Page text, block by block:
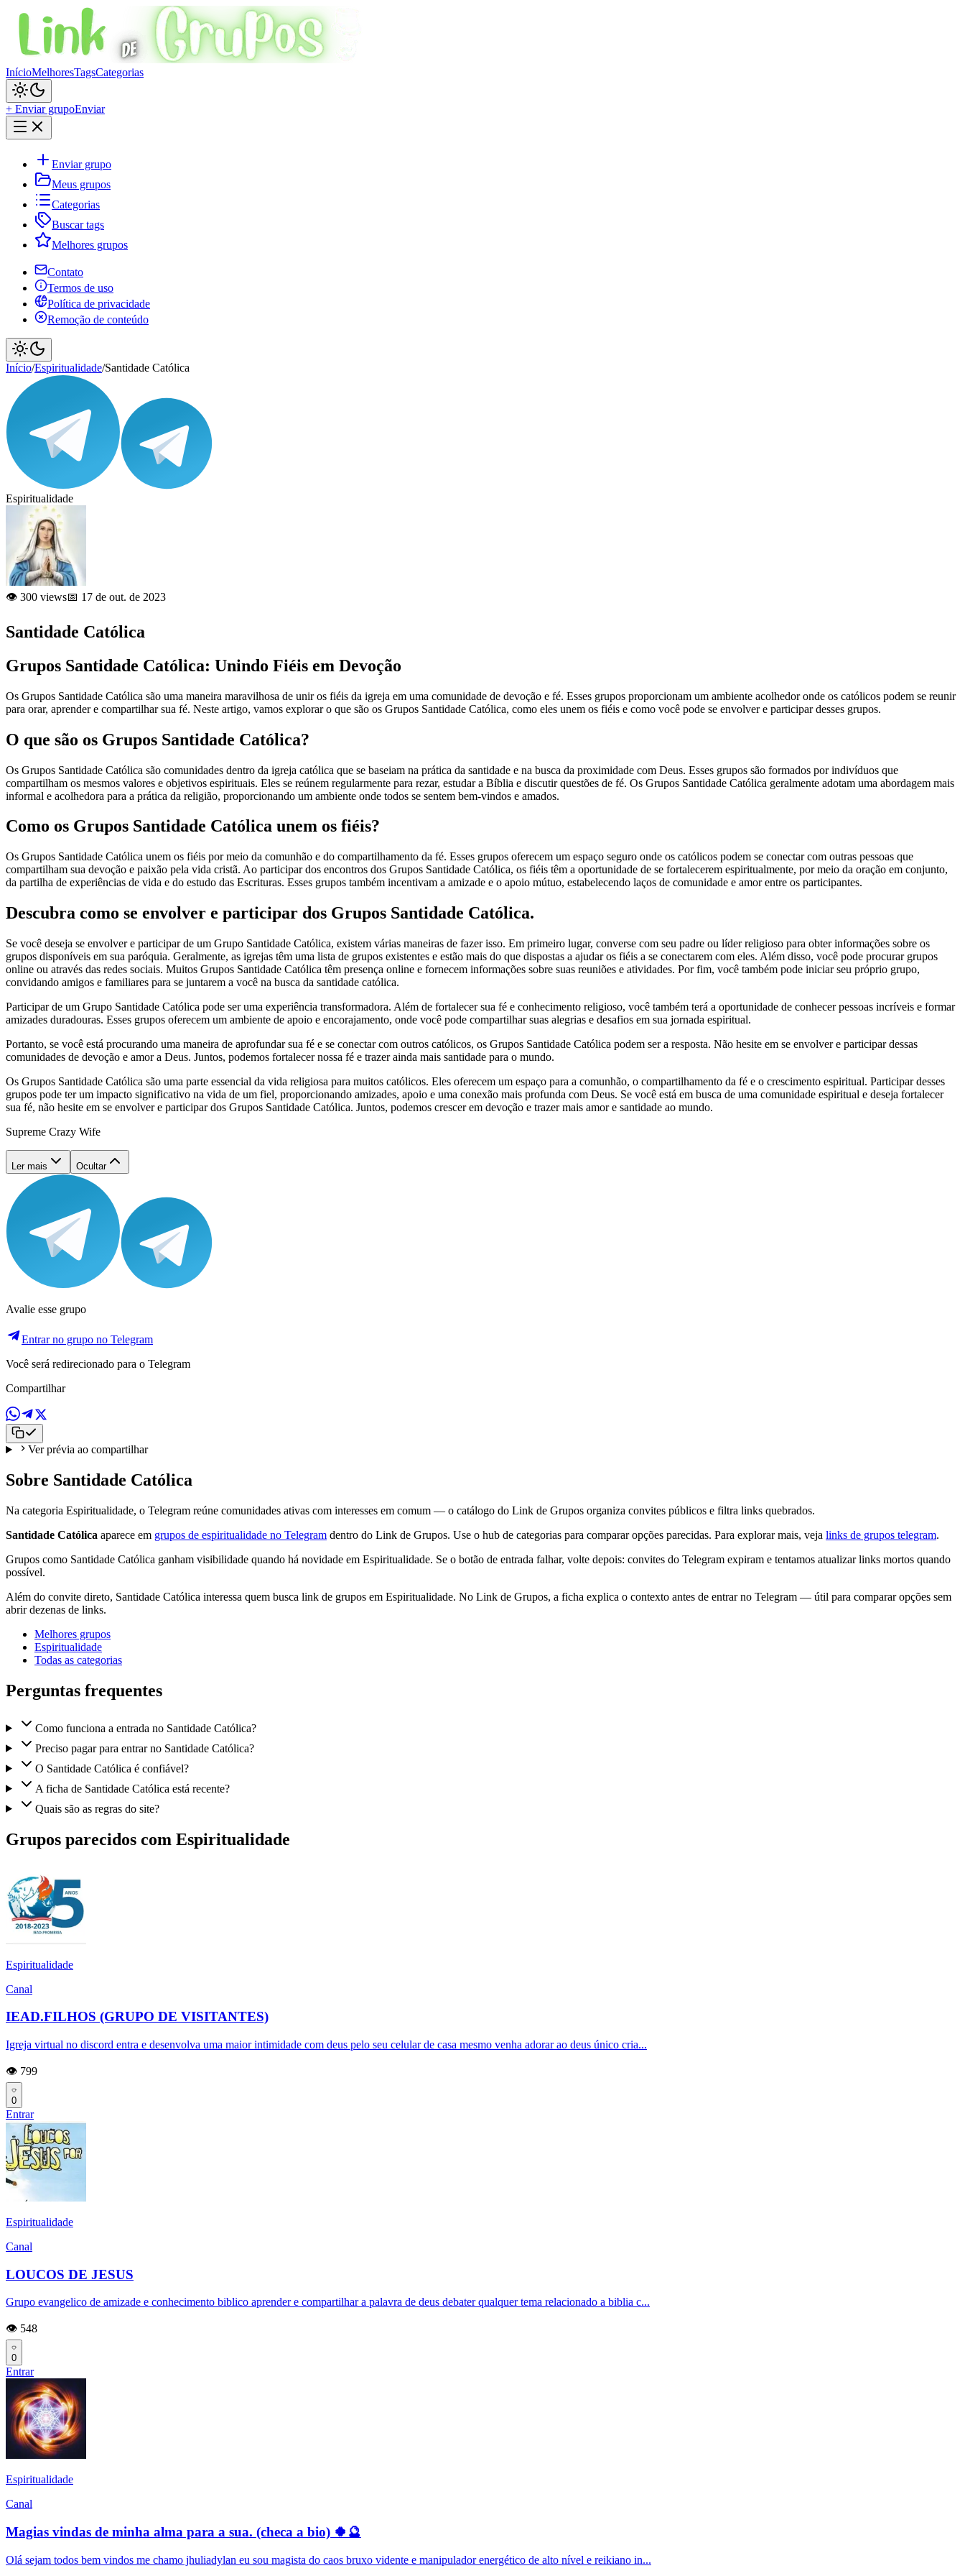
InícioMelhoresTagsCategorias
+ Enviar grupoEnviar
Enviar grupo
Meus grupos
Categorias
Buscar tags
Melhores grupos
Contato
Termos de uso
Política de privacidade
Remoção de conteúdo
Início/Espiritualidade/Santidade Católica
Espiritualidade
👁️ 300 views📅 17 de out. de 2023
Santidade Católica
Grupos Santidade Católica: Unindo Fiéis em Devoção
Os Grupos Santidade Católica são uma maneira maravilhosa de unir os fiéis da igreja em uma comunidade de devoção e fé. Esses grupos proporcionam um ambiente acolhedor onde os católicos podem se reunir
para orar, aprender e compartilhar sua fé. Neste artigo, vamos explorar o que são os Grupos Santidade Católica, como eles unem os fiéis e como você pode se envolver e participar desses grupos.
O que são os Grupos Santidade Católica?
Os Grupos Santidade Católica são comunidades dentro da igreja católica que se baseiam na prática da santidade e na busca da proximidade com Deus. Esses grupos são formados por indivíduos que
compartilham os mesmos valores e objetivos espirituais. Eles se reúnem regularmente para rezar, estudar a Bíblia e discutir questões de fé. Os Grupos Santidade Católica geralmente adotam uma abordagem mais
informal e acolhedora para a prática da religião, proporcionando um ambiente onde todos se sentem bem-vindos e amados.
Como os Grupos Santidade Católica unem os fiéis?
Os Grupos Santidade Católica unem os fiéis por meio da comunhão e do compartilhamento da fé. Esses grupos oferecem um espaço seguro onde os católicos podem se conectar com outras pessoas que
compartilham sua devoção e paixão pela vida cristã. Ao participar dos encontros dos Grupos Santidade Católica, os fiéis têm a oportunidade de se fortalecerem espiritualmente, por meio da oração em conjunto,
da partilha de experiências de vida e do estudo das Escrituras. Esses grupos também incentivam a amizade e o apoio mútuo, estabelecendo laços de comunidade e amor entre os participantes.
Descubra como se envolver e participar dos Grupos Santidade Católica.
Se você deseja se envolver e participar de um Grupo Santidade Católica, existem várias maneiras de fazer isso. Em primeiro lugar, converse com seu padre ou líder religioso para obter informações sobre os
grupos disponíveis em sua paróquia. Geralmente, as igrejas têm uma lista de grupos existentes e estão mais do que dispostas a ajudar os fiéis a se conectarem com eles. Além disso, você pode procurar grupos
online ou através das redes sociais. Muitos Grupos Santidade Católica têm presença online e fornecem informações sobre suas reuniões e atividades. Por fim, você também pode iniciar seu próprio grupo,
convidando amigos e familiares para se juntarem a você na busca da santidade católica.
Participar de um Grupo Santidade Católica pode ser uma experiência transformadora. Além de fortalecer sua fé e conhecimento religioso, você também terá a oportunidade de conhecer pessoas incríveis e formar
amizades duradouras. Esses grupos oferecem um ambiente de apoio e encorajamento, onde você pode compartilhar suas alegrias e desafios em sua jornada espiritual.
Portanto, se você está procurando uma maneira de aprofundar sua fé e se conectar com outros católicos, os Grupos Santidade Católica podem ser a resposta. Não hesite em se envolver e participar dessas
comunidades de devoção e amor a Deus. Juntos, podemos fortalecer nossa fé e trazer ainda mais santidade para o mundo.
Os Grupos Santidade Católica são uma parte essencial da vida religiosa para muitos católicos. Eles oferecem um espaço para a comunhão, o compartilhamento da fé e o crescimento espiritual. Participar desses
grupos pode ter um impacto significativo na vida de um fiel, proporcionando amizades, apoio e uma conexão mais profunda com Deus. Se você está em busca de uma comunidade espiritual e deseja fortalecer
sua fé, não hesite em se envolver e participar dos Grupos Santidade Católica. Juntos, podemos crescer em devoção e trazer mais amor e santidade ao mundo.
Supreme Crazy Wife
Ler mais Ocultar
Avalie esse grupo
Entrar no grupo no Telegram
Você será redirecionado para o Telegram
Compartilhar
Ver prévia ao compartilhar
Sobre Santidade Católica
Na categoria Espiritualidade, o Telegram reúne comunidades ativas com interesses em comum — o catálogo do Link de Grupos organiza convites públicos e filtra links quebrados.
Santidade Católica aparece em grupos de espiritualidade no Telegram dentro do Link de Grupos. Use o hub de categorias para comparar opções parecidas. Para explorar mais, veja links de grupos telegram.
Grupos como Santidade Católica ganham visibilidade quando há novidade em Espiritualidade. Se o botão de entrada falhar, volte depois: convites do Telegram expiram e tentamos atualizar links mortos quando
possível.
Além do convite direto, Santidade Católica interessa quem busca link de grupos em Espiritualidade. No Link de Grupos, a ficha explica o contexto antes de entrar no Telegram — útil para comparar opções sem
abrir dezenas de links.
Melhores grupos
Espiritualidade
Todas as categorias
Perguntas frequentes
Como funciona a entrada no Santidade Católica?
Preciso pagar para entrar no Santidade Católica?
O Santidade Católica é confiável?
A ficha de Santidade Católica está recente?
Quais são as regras do site?
Grupos parecidos com Espiritualidade
Espiritualidade
Canal
IEAD.FILHOS (GRUPO DE VISITANTES)
Igreja virtual no discord entra e desenvolva uma maior intimidade com deus pelo seu celular de casa mesmo venha adorar ao deus único cria...
👁️ 799
0
Entrar
Espiritualidade
Canal
LOUCOS DE JESUS
Grupo evangelico de amizade e conhecimento biblico aprender e compartilhar a palavra de deus debater qualquer tema relacionado a biblia c...
👁️ 548
0
Entrar
Espiritualidade
Canal
Magias vindas de minha alma para a sua. (checa a bio) 🍀🔮
Olá sejam todos bem vindos me chamo jhuliadylan eu sou magista do caos bruxo vidente e manipulador energético de alto nível e reikiano in...